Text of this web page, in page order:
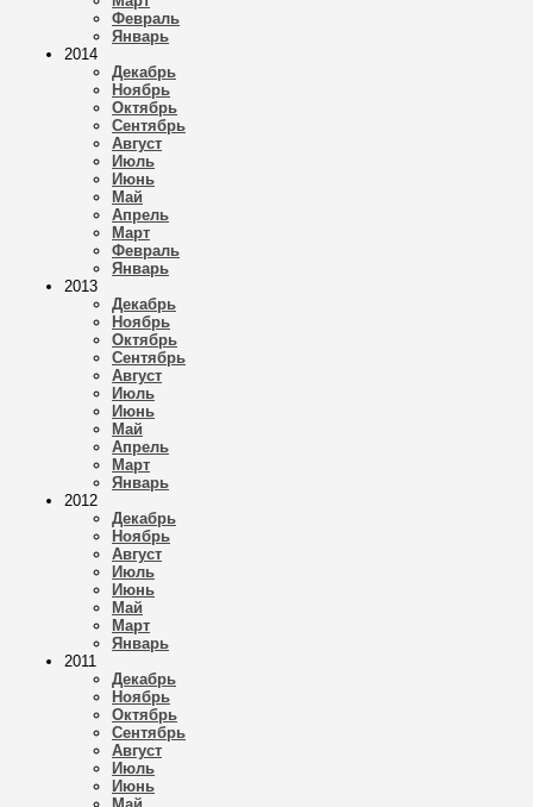
Февраль
Январь
2014
Декабрь
Ноябрь
Октябрь
Сентябрь
Август
Июль
Июнь
Май
Апрель
Март
Февраль
Январь
2013
Декабрь
Ноябрь
Октябрь
Сентябрь
Август
Июль
Июнь
Май
Апрель
Март
Январь
2012
Декабрь
Ноябрь
Август
Июль
Июнь
Май
Март
Январь
2011
Декабрь
Ноябрь
Октябрь
Сентябрь
Август
Июль
Июнь